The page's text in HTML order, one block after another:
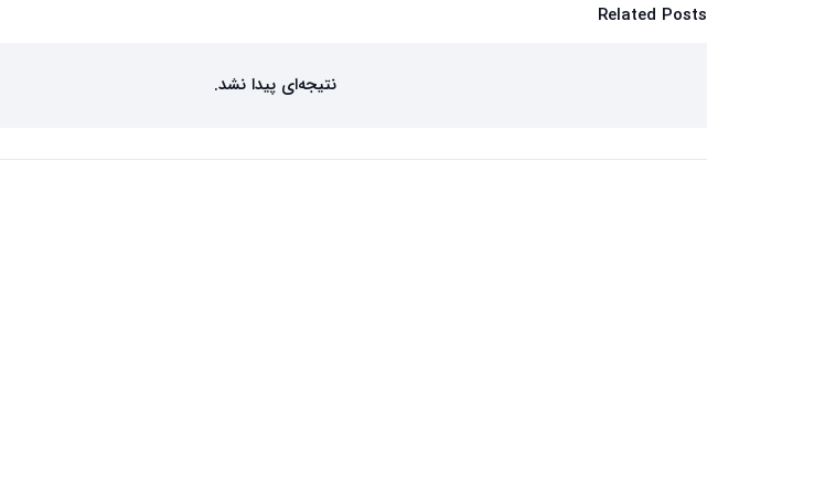
Related Posts
نتیجه‌ای پیدا نشد.